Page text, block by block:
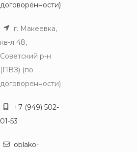
договорённости)
г. Макеевка,
кв-л 48,
Советский р-н
(ПВЗ) (по
договорённости)
+7 (949) 502-
01-53
oblako-